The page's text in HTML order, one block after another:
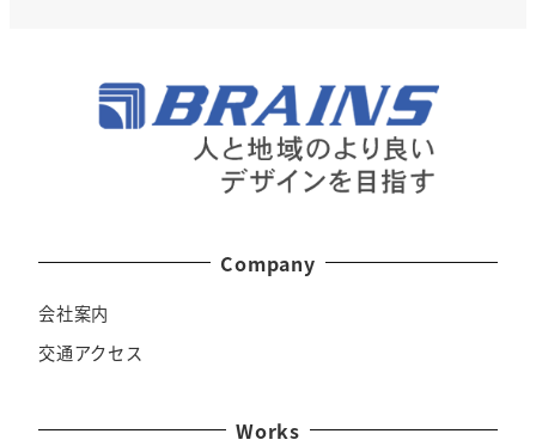
Company
会社案内
交通アクセス
Works